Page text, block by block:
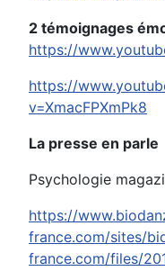
2 témoignages
https://
https://
v=XmacFPXmPk8
La presse en parle
Psychologie
https://
france.com/sites/
france.com/files/